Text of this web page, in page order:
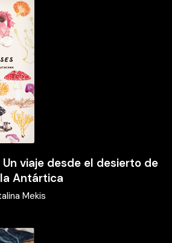
Un viaje desde el desierto de
Antártica
Mekis